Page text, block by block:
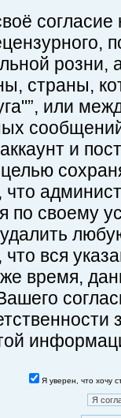
страны,
или
и
по своему
что вся
время,
Я уверен, что хочу